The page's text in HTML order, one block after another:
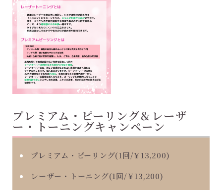
プレミアム・ピーリング＆レーザ
ー・トーニングキャンペーン
プレミアム・ピーリング(1回/￥13,200)
レーザー・トーニング(1回/￥13,200)